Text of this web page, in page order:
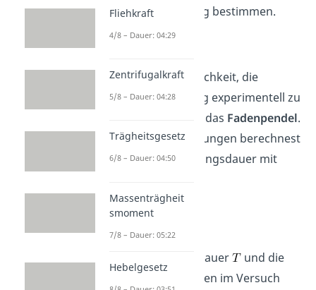
Erdbeschleunigung bestimmen.
Eine weitere Möglichkeit, die
Fallbeschleunigung experimentell zu
bestimmen, bietet das Fadenpendel.
Für kleine Auslenkungen berechnest
du seine Schwingungsdauer mit
Die Schwingungsdauer
und die
Fadenlänge
können im Versuch
Fliehkraft
4/8 – Dauer: 04:29
Zentrifugalkraft
5/8 – Dauer: 04:28
Trägheitsgesetz
6/8 – Dauer: 04:50
Massenträgheit
smoment
7/8 – Dauer: 05:22
Hebelgesetz